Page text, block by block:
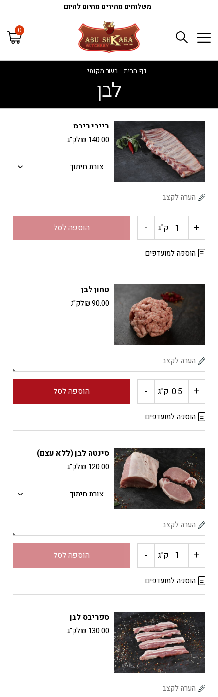
משלוחים מהירים מהיום להיום
0
דף הבית בשר מקומי
לבן
בייבי ריבס
₪ 140.00 לק"ג
+ כמות
של
ריבס
ק"ג - הוספה לסל
הוספה למועדפים
טחון לבן
₪90.00 לק"ג
+ כמות
של
לבן
ק"ג - הוספה לסל
הוספה למועדפים
סינטה לבן (ללא עצם)
₪ 120.00 לק"ג
+ כמות
של
לבן
(ללא
עצם)
ק"ג - הוספה לסל
הוספה למועדפים
ספריבס לבן
₪ 130.00 לק"ג